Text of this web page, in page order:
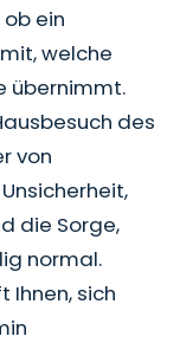
ein
welche
übernimmt.
des
von
die Sorge,
normal.
Ihnen, sich